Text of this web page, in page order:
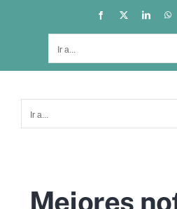
Facebook
X LinkedIn
Ir a...
Ir a...
Mejores